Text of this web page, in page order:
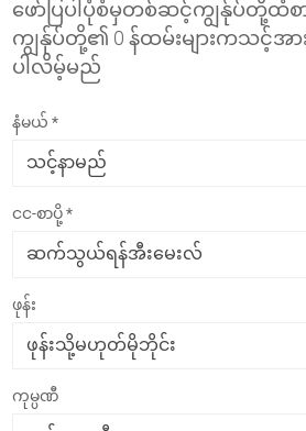
ဖော်ပြပါပုံစံမှတစ်ဆင့်ကျွန်ုပ်တို့ထံစ
ကျွန်ုပ်တို့၏ 0 န်ထမ်းများကသင့်
ပါလိမ့်မည်
နံမယ် *
ငင-စာပို့ *
ဖုန်း
ကုမ္ပဏီ